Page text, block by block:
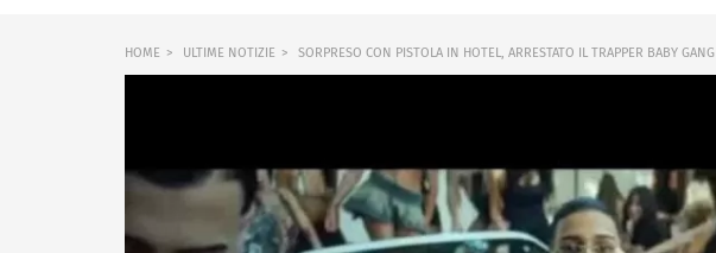
HOME ULTIME NOTIZIE SORPRESO CON PISTOLA IN HOTEL, ARRESTATO IL TRAPPER BABY GANG